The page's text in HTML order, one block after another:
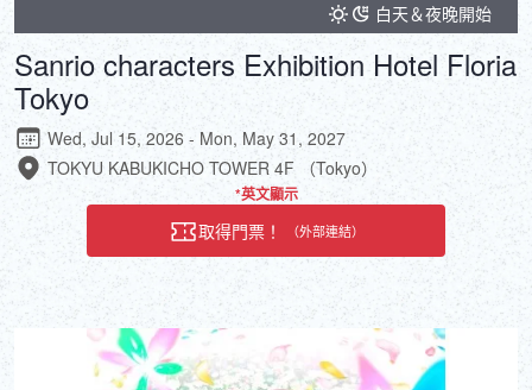
白天＆夜晚開始
Sanrio characters Exhibition Hotel Floria
Tokyo
Wed, Jul 15, 2026 - Mon, May 31, 2027
TOKYU KABUKICHO TOWER 4F （Tokyo）
*英文顯示
取得門票！ （外部連結）